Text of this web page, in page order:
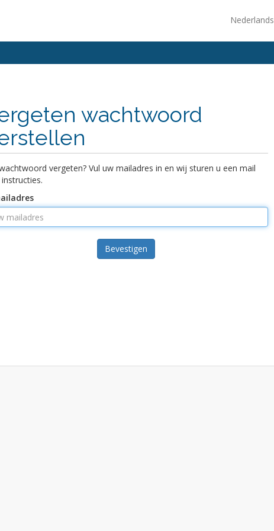
Nederlands
wachtwoord
vergeten? Vul uw mailadres in en wij sturen u een mail
Bevestigen